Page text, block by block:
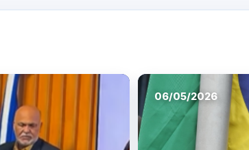
06/05/2026